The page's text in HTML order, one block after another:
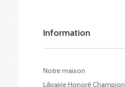
Information
Notre maison
Librairie Honoré Champion